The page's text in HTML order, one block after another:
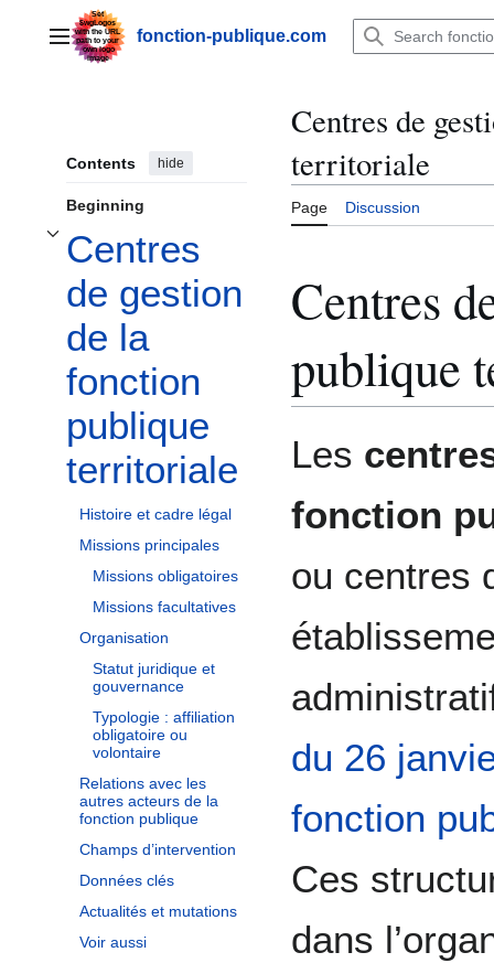
contentMain menufonction-publique.com
Contents hide
Beginning
Centres
de gestion
de la
fonction
publique
territoriale
Toggle Centres de gestion de la fonction publique territoriale subsection
Histoire et cadre légal
Missions principales
Missions obligatoires
Missions facultatives
Organisation
Statut juridique et
gouvernance
Typologie : affiliation
obligatoire ou
volontaire
Relations avec les
autres acteurs de la
fonction publique
Champs d’intervention
Données clés
Actualités et mutations
Voir aussi
Centres de
territoriale
Page Discussion
Centres
publique
Les
fonction
ou centres
du 26
fonction
Ces
dans